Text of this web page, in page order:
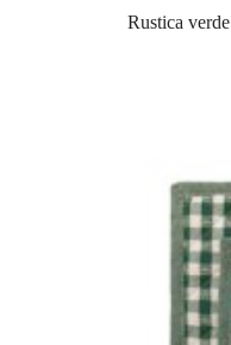
Rustica verde